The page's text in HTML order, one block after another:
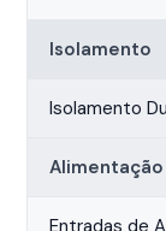
Isolamento
Isolamento
Alimentação